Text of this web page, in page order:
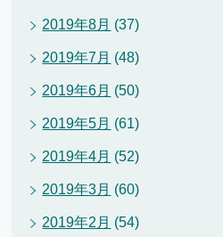
2019年8月 (37)
2019年7月 (48)
2019年6月 (50)
2019年5月 (61)
2019年4月 (52)
2019年3月 (60)
2019年2月 (54)